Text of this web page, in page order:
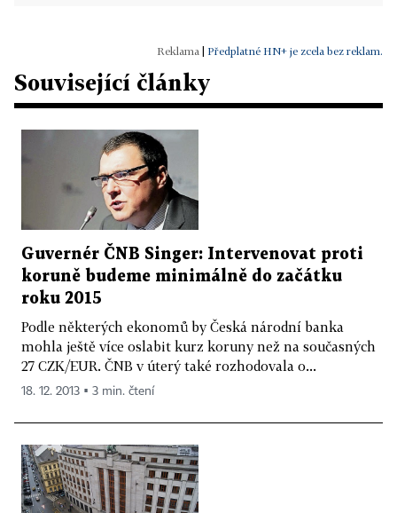
Předplatné HN+ je zcela bez reklam.
Související články
Guvernér ČNB Singer: Intervenovat proti
koruně budeme minimálně do začátku
roku 2015
Podle některých ekonomů by Česká národní banka
mohla ještě více oslabit kurz koruny než na současných
27 CZK/EUR. ČNB v úterý také rozhodovala o...
18. 12. 2013 ▪ 3 min. čtení